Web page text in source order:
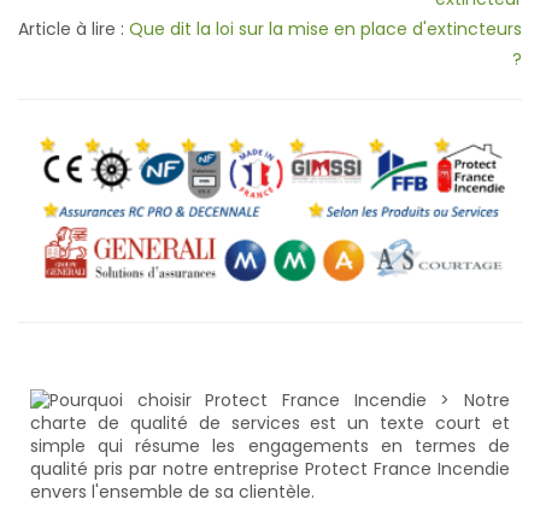
Article à lire : Que dit la loi sur la mise en place d'extincteurs
?